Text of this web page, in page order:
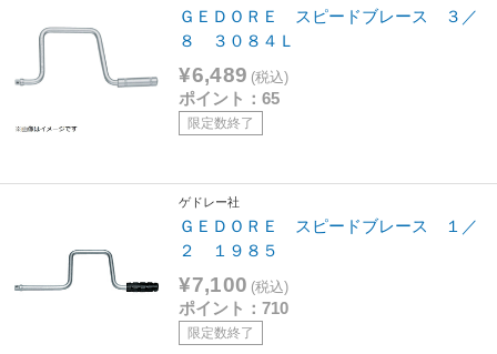
ＧＥＤＯＲＥ スピードブレース ３／
８ ３０８４Ｌ
¥6,489 (税込)
ポイント：65
限定数終了
ゲドレー社
ＧＥＤＯＲＥ スピードブレース １／
２ １９８５
¥7,100 (税込)
ポイント：710
限定数終了